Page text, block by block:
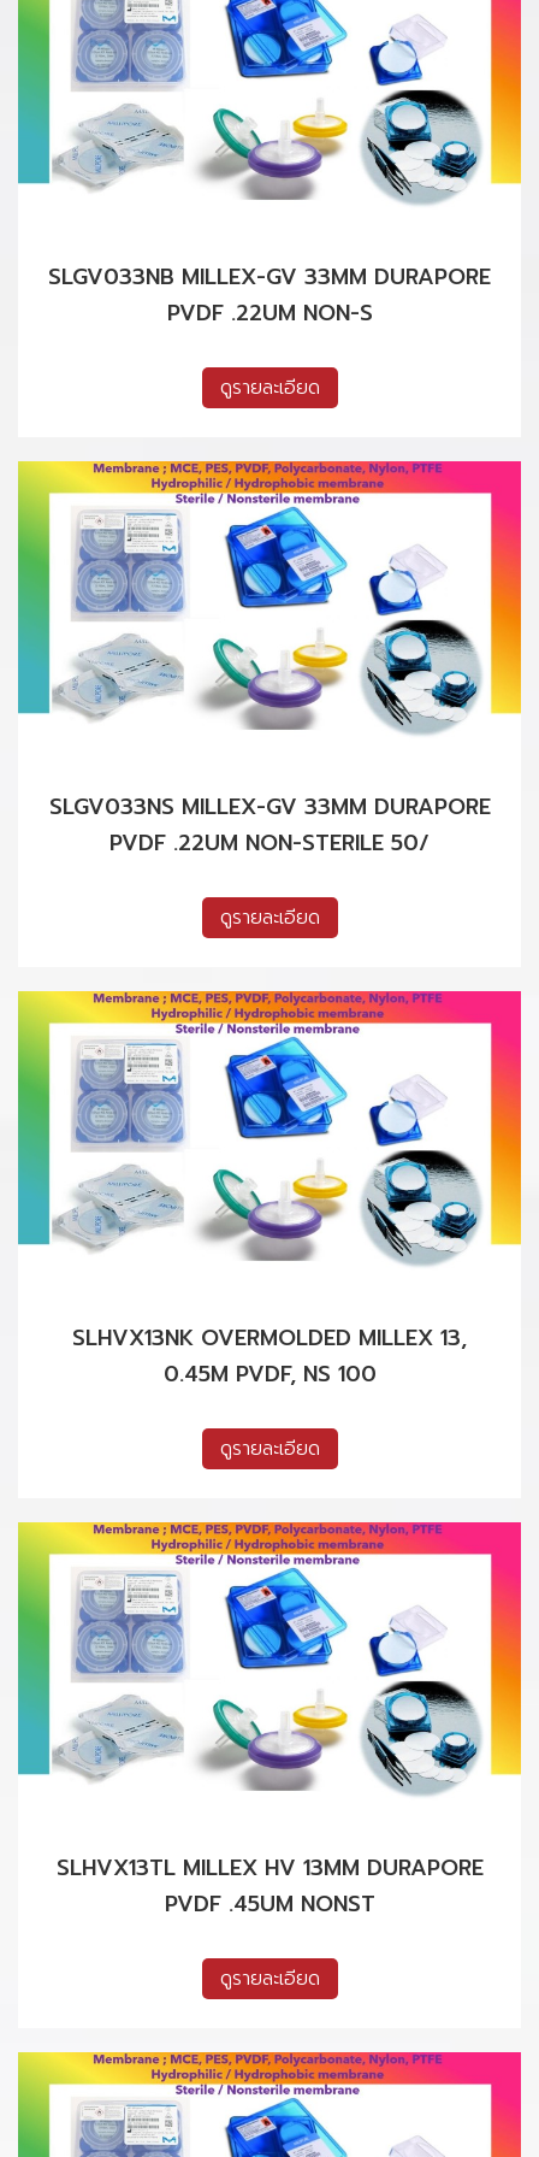
SLGV033NB MILLEX-GV 33MM DURAPORE
PVDF .22UM NON-S
ดูรายละเอียด
SLGV033NS MILLEX-GV 33MM DURAPORE
PVDF .22UM NON-STERILE 50/
ดูรายละเอียด
SLHVX13NK OVERMOLDED MILLEX 13,
0.45M PVDF, NS 100
ดูรายละเอียด
SLHVX13TL MILLEX HV 13MM DURAPORE
PVDF .45UM NONST
ดูรายละเอียด